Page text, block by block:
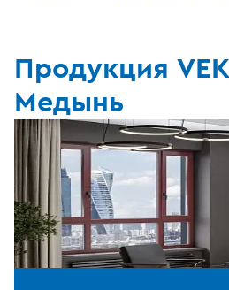
Продукция
Медынь